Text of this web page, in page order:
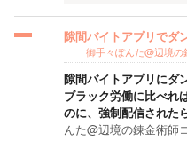
隙間バイトアプリでダ
御手々ぽんた@辺境
隙間バイトアプリにダ
ブラック労働に比べれ
のに、強制配信された
んた@辺境の錬金術師